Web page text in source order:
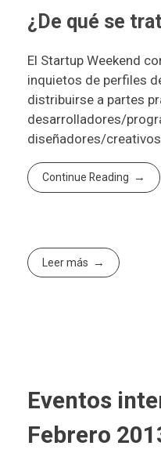
¿De qué se
El Startup Weekend
inquietos de perfiles
distribuirse a partes
desarrolladores/
diseñadores/
Continue Reading
Leer más
Eventos
Febrero